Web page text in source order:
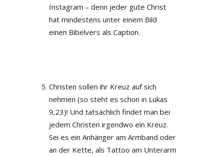
Instagram – denn jeder gute Christ
hat mindestens unter einem Bild
einen Bibelvers als Caption.
Christen sollen ihr Kreuz auf sich
nehmen (so steht es schon in Lukas
9,23)! Und tatsächlich findet man bei
jedem Christen irgendwo ein Kreuz.
Sei es ein Anhänger am Armband oder
an der Kette, als Tattoo am Unterarm